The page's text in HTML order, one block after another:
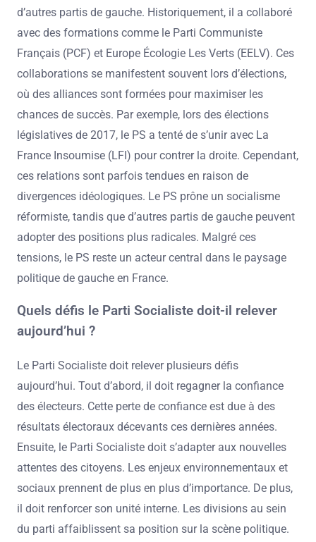
d’autres partis de gauche. Historiquement, il a collaboré
avec des formations comme le Parti Communiste
Français (PCF) et Europe Écologie Les Verts (EELV). Ces
collaborations se manifestent souvent lors d’élections,
où des alliances sont formées pour maximiser les
chances de succès. Par exemple, lors des élections
législatives de 2017, le PS a tenté de s’unir avec La
France Insoumise (LFI) pour contrer la droite. Cependant,
ces relations sont parfois tendues en raison de
divergences idéologiques. Le PS prône un socialisme
réformiste, tandis que d’autres partis de gauche peuvent
adopter des positions plus radicales. Malgré ces
tensions, le PS reste un acteur central dans le paysage
politique de gauche en France.
Quels défis le Parti Socialiste doit-il relever
aujourd’hui ?
Le Parti Socialiste doit relever plusieurs défis
aujourd’hui. Tout d’abord, il doit regagner la confiance
des électeurs. Cette perte de confiance est due à des
résultats électoraux décevants ces dernières années.
Ensuite, le Parti Socialiste doit s’adapter aux nouvelles
attentes des citoyens. Les enjeux environnementaux et
sociaux prennent de plus en plus d’importance. De plus,
il doit renforcer son unité interne. Les divisions au sein
du parti affaiblissent sa position sur la scène politique.